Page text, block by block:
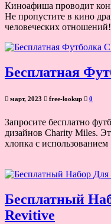
Киноафиша проводит
Не пропустите в кино
человеческих
Бесплатная
март, 2023 free-lookup 0
Запросите бесплатно
дизайнов Charity Miles.
хлопка с
Бесплатный
Revitive